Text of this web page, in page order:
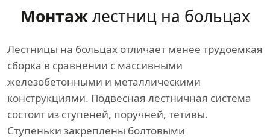
Монтажлестниц на больцах
Лестницы на больцах отличает менее трудоемкая
сборка в сравнении с массивными
железобетонными и металлическими
конструкциями. Подвесная лестничная система
состоит из ступеней, поручней, тетивы.
Ступеньки закреплены болтовыми